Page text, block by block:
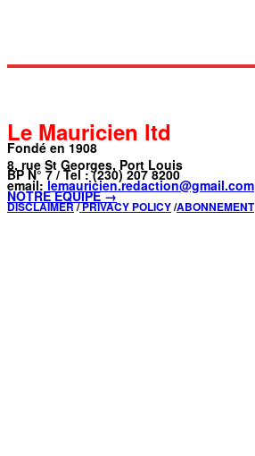
Le Mauricien ltd
Fondé en 1908
8, rue St Georges, Port Louis
BP N° 7 / Tel : (230) 207 8200
email: lemauricien.redaction@gmail.com
NOTRE ÉQUIPE →
DISCLAIMER/PRIVACY POLICY/ABONNEMENT